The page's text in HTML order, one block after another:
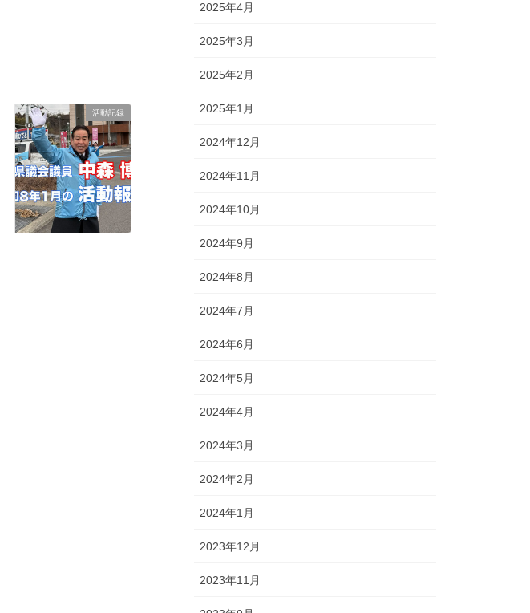
活動記録
2025年4月
2025年3月
2025年2月
2025年1月
2024年12月
2024年11月
2024年10月
2024年9月
2024年8月
2024年7月
2024年6月
2024年5月
2024年4月
2024年3月
2024年2月
2024年1月
2023年12月
2023年11月